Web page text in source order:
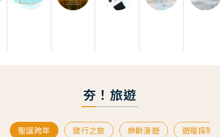
夯！旅遊
聖誕跨年 健行之旅 樂齡漫遊 遊獵探險